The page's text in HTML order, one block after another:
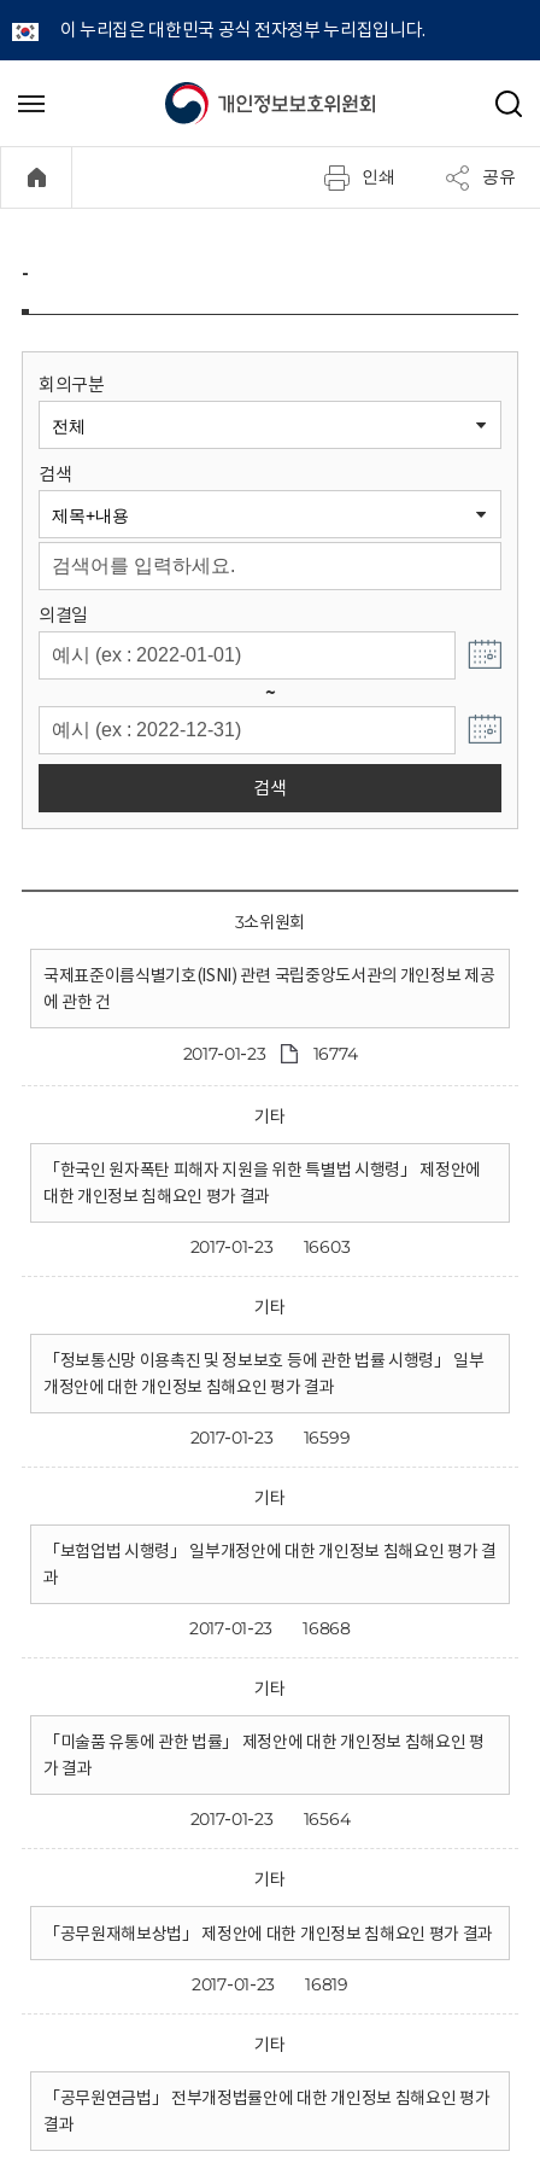
이 누리집은 대한민국 공식 전자정부 누리집입니다.
개
정
보
원
회
메
기
검
인쇄 공유
-
회의구분
검색
의결일
~
검색
3소위원회
국제표준이름식별기호(ISNI) 관련 국립중앙도서관의 개인정보 제공
에 관한 건
2017-01-23 16774
기타
「한국인 원자폭탄 피해자 지원을 위한 특별법 시행령」 제정안에
대한 개인정보 침해요인 평가 결과
2017-01-23 16603
기타
「정보통신망 이용촉진 및 정보보호 등에 관한 법률 시행령」 일부
개정안에 대한 개인정보 침해요인 평가 결과
2017-01-23 16599
기타
「보험업법 시행령」 일부개정안에 대한 개인정보 침해요인 평가 결
과
2017-01-23 16868
기타
「미술품 유통에 관한 법률」 제정안에 대한 개인정보 침해요인 평
가 결과
2017-01-23 16564
기타
「공무원재해보상법」 제정안에 대한 개인정보 침해요인 평가 결과
2017-01-23 16819
기타
「공무원연금법」 전부개정법률안에 대한 개인정보 침해요인 평가
결과